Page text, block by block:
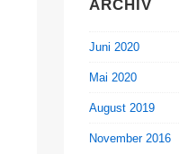
ARCHIV
Juni 2020
Mai 2020
August 2019
November 2016